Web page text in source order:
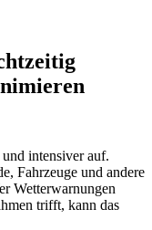
intensiver auf.
Fahrzeuge und andere
Wetterwarnungen
trifft, kann das